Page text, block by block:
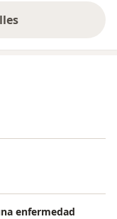
hacia una vida
diseñaremos una
a alcanzar
enfermedad